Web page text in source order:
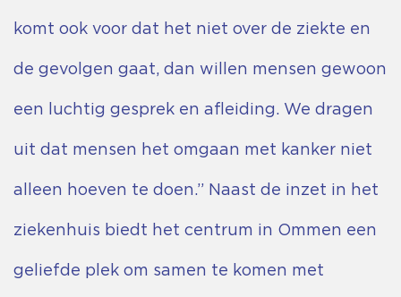
komt ook voor dat het niet over de ziekte en
de gevolgen gaat, dan willen mensen gewoon
een luchtig gesprek en afleiding. We dragen
uit dat mensen het omgaan met kanker niet
alleen hoeven te doen.” Naast de inzet in het
ziekenhuis biedt het centrum in Ommen een
geliefde plek om samen te komen met